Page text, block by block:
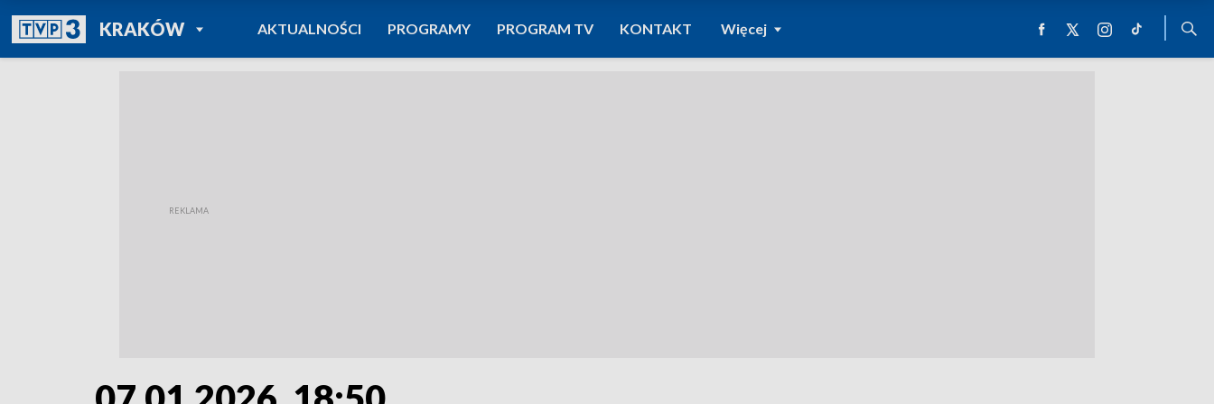
KRAKÓWPOWRÓT DO
TVP REGIONY
AKTUALNOŚCI PROGRAMY PROGRAM TV KONTAKT Więcej